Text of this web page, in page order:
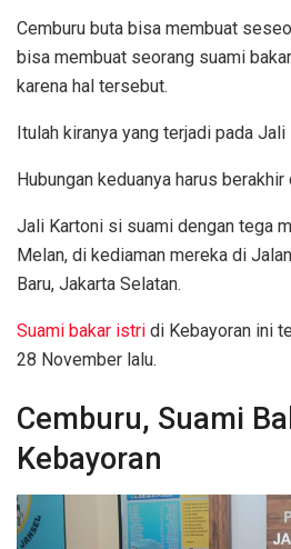
Cemburu buta bisa membuat
bisa membuat seorang suami
karena hal tersebut.
Itulah kiranya yang terjadi pada
Hubungan keduanya harus
Jali Kartoni si suami dengan tega
Melan, di kediaman mereka di
Baru, Jakarta Selatan.
Suami bakar istri di Kebayoran ini
28 November lalu.
Cemburu, Suami
Kebayoran